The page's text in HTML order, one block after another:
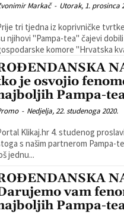
Markač - Utorak, 1. prosinca
tri tjedna iz koprivničke
njihovi "Pampa-tea" čajevi
je osvojio
Pampa-
- Nedjelja, 22. studenoga 2020.
Klikaj.hr 4. studenog
s našim partnerom Pampa-
jednu...
vam
Pampa-